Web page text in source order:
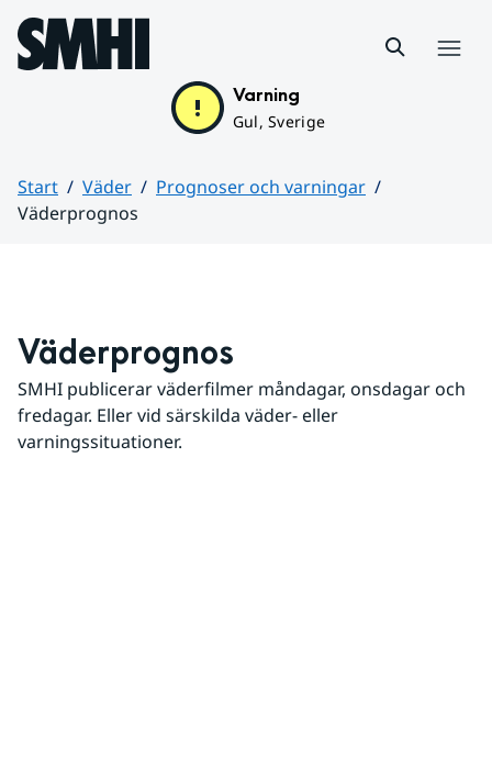
Hoppa till sidans innehåll
Varning
Gul, Sverige
Start Väder
Prognoser och varningar
Väderprognos
Väderprognos
SMHI publicerar väderfilmer måndagar, onsdagar och
fredagar. Eller vid särskilda väder- eller
varningssituationer.